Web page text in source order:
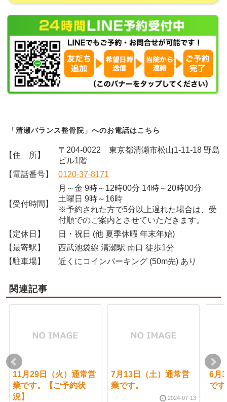
「清瀬バランス整骨院」へのお電話はこちら
【住 所】
〒204-0022 東京都清瀬市松山1-11-18 野島
ビル1階
【電話番号】
0120-37-8171
【受付時間】
月～金 9時～12時00分 14時～20時00分
土曜日 9時～16時
※予約された方で5分以上遅れた場合は、受
付順でのご案内とさせていただきます。
【定休日】
日・祝日 (他 夏季休暇 年末年始)
【最寄駅】
西武池袋線 清瀬駅 南口 徒歩1分
【駐車場】
近くにコインパーキング (50m先) あり
関連記事
11月29日（火）通常営
業です。【ご予約状
況】
7月13日（土）通常営
業です。
2024-07-13
6月
で